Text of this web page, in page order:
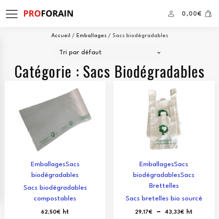
0,00€
Accueil / Emballages/ Sacs biodégradables
Catégorie : Sacs Biodégradables
EmballagesSacs
biodégradables
Sacs biodégradables
compostables
62,50€ ht
EmballagesSacs
biodégradablesSacs
Brettelles
Sacs bretelles bio sourcé
29,17€ – 43,33€
Plage
ht